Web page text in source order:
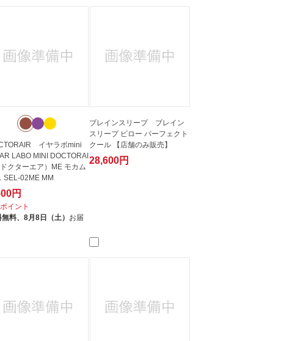
イヤラボmini
LABO MINI DOCTORAI
クターエア）ME モカム
SEL-02ME MM
円
イント
無料、8月8日（土） お届
ブレインスリープ ブレイン
スリープ ピロー パーフェクト
クール 【店舗のみ販売】
28,600円